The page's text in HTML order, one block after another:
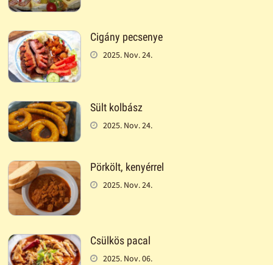
Cigány pecsenye
2025. Nov. 24.
Sült kolbász
2025. Nov. 24.
Pörkölt, kenyérrel
2025. Nov. 24.
Csülkös pacal
2025. Nov. 06.